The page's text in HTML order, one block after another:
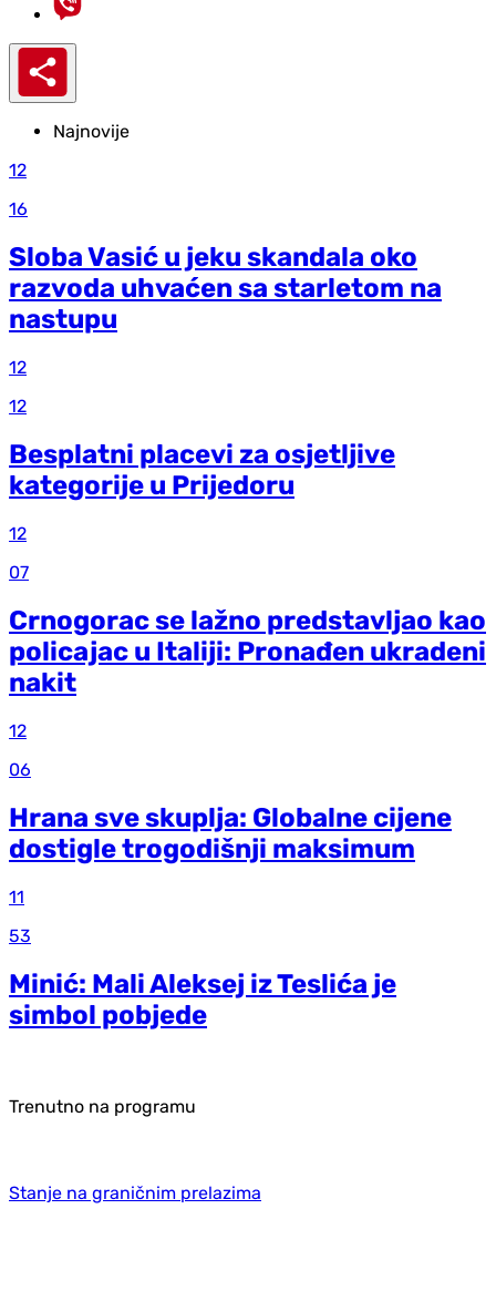
Najnovije
12
16
Sloba Vasić u jeku skandala oko
razvoda uhvaćen sa starletom na
nastupu
12
12
Besplatni placevi za osjetljive
kategorije u Prijedoru
12
07
Crnogorac se lažno predstavljao kao
policajac u Italiji: Pronađen ukradeni
nakit
12
06
Hrana sve skuplja: Globalne cijene
dostigle trogodišnji maksimum
11
53
Minić: Mali Aleksej iz Teslića je
simbol pobjede
Trenutno na programu
Stanje na graničnim prelazima